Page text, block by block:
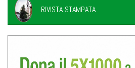
RIVISTA STAMPATA